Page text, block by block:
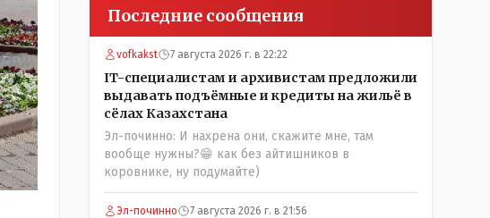
Последние сообщения
vofkakst 7 августа 2026 г. в 22:22
IT-специалистам и архивистам предложили
выдавать подъёмные и кредиты на жильё в
сёлах Казахстана
Эл-починно: И нахрена они, скажите мне, там
вообще нужны?😁 как без айтишников в
коровнике, ну подумайте)
Эл-починно 7 августа 2026 г. в 21:56